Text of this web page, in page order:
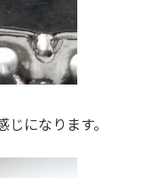
になります。